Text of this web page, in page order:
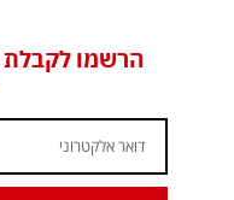
הרשמו לקבלת